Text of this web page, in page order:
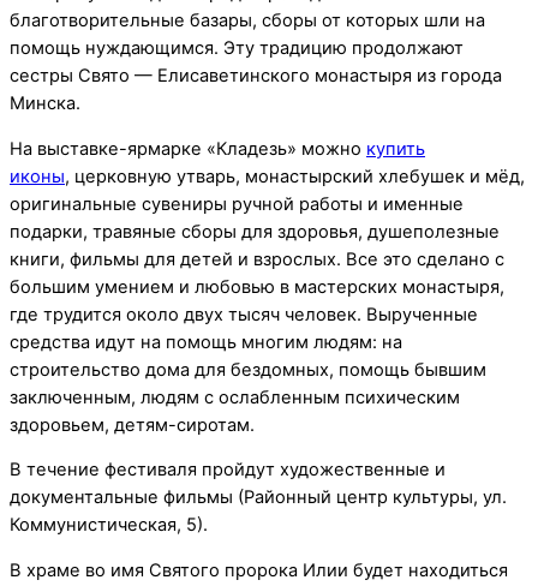
благотворительные базары, сборы от которых шли на
помощь нуждающимся. Эту традицию продолжают
сестры Свято — Елиcаветинского монастыря из города
Минска.
На выставке-ярмарке «Кладезь» можно купить
иконы, церковную утварь, монастырский хлебушек и мёд,
оригинальные сувениры ручной работы и именные
подарки, травяные сборы для здоровья, душеполезные
книги, фильмы для детей и взрослых. Все это сделано с
большим умением и любовью в мастерских монастыря,
где трудится около двух тысяч человек. Вырученные
средства идут на помощь многим людям: на
строительство дома для бездомных, помощь бывшим
заключенным, людям с ослабленным психическим
здоровьем, детям-сиротам.
В течение фестиваля пройдут художественные и
документальные фильмы (Районный центр культуры, ул.
Коммунистическая, 5).
В храме во имя Святого пророка Илии будет находиться